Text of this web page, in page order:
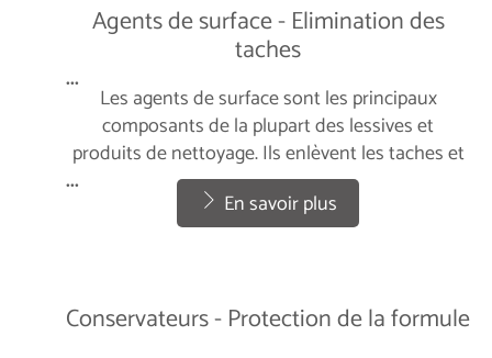
Agents de surface - Elimination des
taches
...
Les agents de surface sont les principaux
composants de la plupart des lessives et
produits de nettoyage. Ils enlèvent les taches et
la saleté des vêtements et veillent à ce que cette
saleté soit éliminée avec l'eau de lavage. Tous
nos agents de surface sont biodégradables,
...
En savoir plus
Conservateurs - Protection de la formule